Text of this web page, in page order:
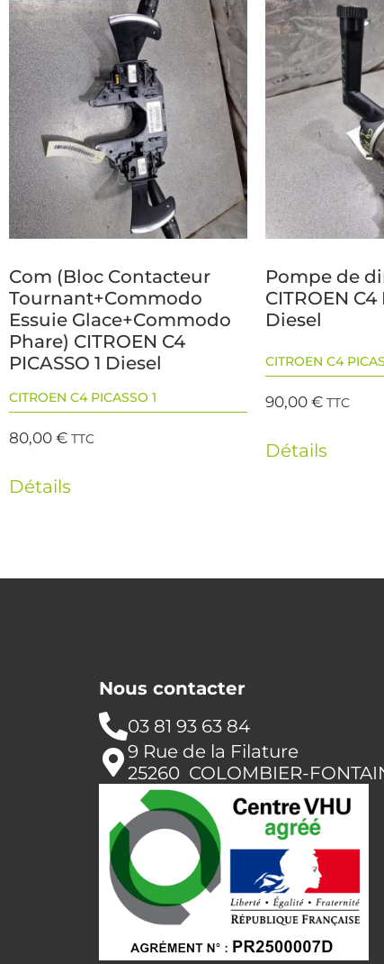
Com (Bloc Contacteur
Tournant+Commodo
Essuie Glace+Commodo
Phare) CITROEN C4
PICASSO 1 Diesel
CITROEN C4 PICASSO 1
80,00€ TTC
Détails
Pompe de
CITROEN C4
Diesel
CITROEN C4
90,00€ TTC
Détails
Nous contacter
03 81 93 63 84
9 Rue de la Filature
25260 COLOMBIER-